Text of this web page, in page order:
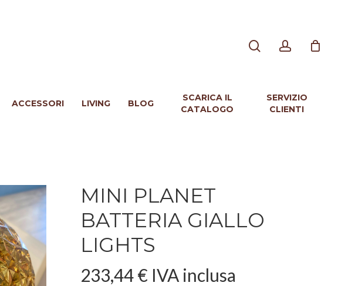
ACCESSORI LIVING BLOG
SCARICA IL
CATALOGO
SERVIZIO
CLIENTI
MINI PLANET
BATTERIA GIALLO
LIGHTS
233,44€ IVA inclusa